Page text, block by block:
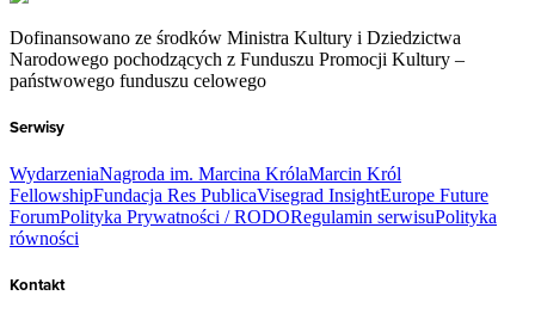
Dofinansowano ze środków Ministra Kultury i Dziedzictwa
Narodowego pochodzących z Funduszu Promocji Kultury –
państwowego funduszu celowego
Serwisy
WydarzeniaNagroda im. Marcina KrólaMarcin Król
FellowshipFundacja Res PublicaVisegrad InsightEurope Future
ForumPolityka Prywatności / RODORegulamin serwisuPolityka
równości
Kontakt